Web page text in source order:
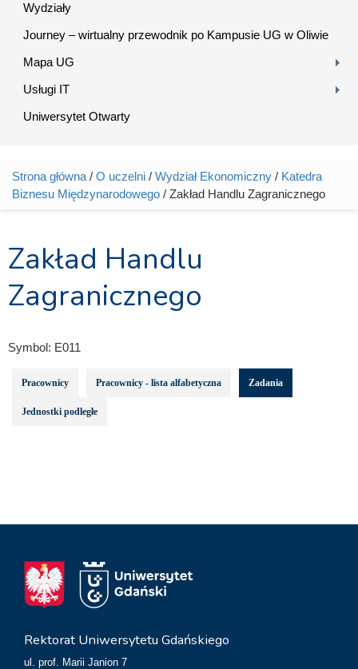
Wydziały
Journey – wirtualny przewodnik po Kampusie UG w Oliwie
Mapa UG
Usługi IT
Uniwersytet Otwarty
Jesteś tutaj
Strona główna / O uczelni / Wydział Ekonomiczny / Katedra
Biznesu Międzynarodowego / Zakład Handlu Zagranicznego
Zakład Handlu
Zagranicznego
Symbol: E011
Pracownicy Pracownicy - lista alfabetyczna Zadania
Jednostki podległe
Rektorat Uniwersytetu Gdańskiego
ul. prof. Marii Janion 7